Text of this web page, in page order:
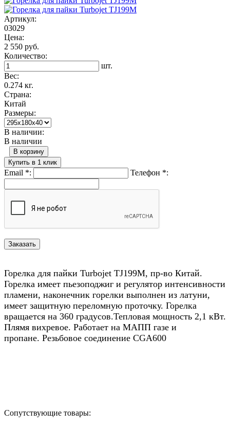
Артикул:
03029
Цена:
2 550 руб.
Количество:
шт.
Вес:
0.274 кг.
Страна:
Китай
Размеры:
В наличии:
В наличии
В корзину
Купить в 1 клик
Email *: Телефон *:
Горелка для пайки Turbojet TJ199M, пр-во Китай.
Горелка имеет пьезоподжиг и регулятор интенсивности
пламени, наконечник горелки выполнен из латуни,
имеет защитную переломную проточку. Горелка
вращается на 360 градусов.Тепловая мощность 2,1 кВт.
Плямя вихревое. Работает на МАПП газе и
пропане. Резьбовое соединение CGA600
Сопутствующие товары: